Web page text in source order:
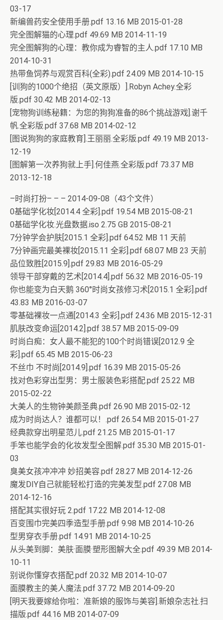
03-17
新编兽药安全使用手册.pdf 13.16 MB 2015-01-28
完全图解猫的心理.pdf 49.69 MB 2014-11-19
完全图解狗的心理：教你成为睿智的主人.pdf 17.10 MB
2014-10-31
热带鱼饲养与观赏百科(全彩).pdf 24.09 MB 2014-10-15
[训狗的1000个绝招（英文原版）].Robyn Achey.全彩
版.pdf 30.42 MB 2014-02-13
[宠物狗训练秘籍：为您的狗狗准备的86个挑战游戏].谢千
帆.全彩版.pdf 37.68 MB 2014-02-12
[图说狗狗的家庭教育].王丽丽.全彩版.pdf 49.19 MB 2013-
12-19
[图解第一次养狗就上手].何佳燕.全彩版.pdf 73.37 MB
2013-12-18
–时尚打扮– – – 2014-09-08（43个文件）
0基础学化妆[2014.4 全彩].pdf 19.54 MB 2015-08-21
0基础学化妆.光盘数据.iso 2.75 GB 2015-08-21
7分钟学会护肤[2015.1 全彩].pdf 64.52 MB 11 天前
7分钟画完最美裸妆[2015.11 全彩].pdf 68.07 MB 23 天前
品位致胜[2015.9].pdf 29.83 MB 2016-05-29
领导干部穿戴的艺术[2014.4].pdf 56.32 MB 2016-05-19
你也能变为白天鹅 360°时尚女孩修习术[2015.1 全彩].pdf
43.83 MB 2016-03-07
零基础裸妆一点通[2014.3 全彩].pdf 24.36 MB 2015-12-31
肌肤改变命运[2014.2].pdf 38.57 MB 2015-09-09
时尚白痴：女人最不能犯的100个时尚错误[2012.9 全
彩].pdf 65.45 MB 2015-06-23
不丝巾 不时尚[2014.9].pdf 16.39 MB 2015-05-26
找对色彩穿出型男：男士服装色彩搭配.pdf 25.22 MB
2015-02-22
大美人的生物钟美颜圣典.pdf 26.90 MB 2015-02-12
成为时尚达人？谁都可以！.pdf 26.54 MB 2015-01-27
经典款穿出明星范儿.pdf 21.25 MB 2015-01-17
手笨也能学会的化妆发型全图解.pdf 35.30 MB 2015-01-
03
臭美女孩冲冲冲 妙招美容.pdf 28.27 MB 2014-12-26
魔发DIY自己就能轻松打造的完美发型.pdf 27.08 MB
2014-12-16
搭配其实很好玩 2.pdf 17.22 MB 2014-12-08
百变围巾完美四季造型手册.pdf 9.98 MB 2014-10-26
型男穿衣手册.pdf 14.91 MB 2014-10-25
从头美到脚：美肤·面膜·塑形图解大全.pdf 49.39 MB 2014-
10-11
别说你懂穿衣搭配.pdf 20.32 MB 2014-10-07
面膜教主的美人魔法.pdf 37.72 MB 2014-09-20
[明天我要嫁给你啦：准新娘的服饰与美容].新娘杂志社.扫
描版.pdf 44.16 MB 2014-07-09